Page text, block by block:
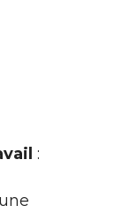
: